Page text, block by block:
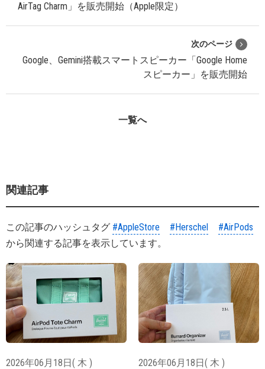
AirTag Charm」を販売開始（Apple限定）
次のページ
Google、Gemini搭載スマートスピーカー「Google Home
スピーカー」を販売開始
一覧へ
関連記事
この記事のハッシュタグ #AppleStore #Herschel
#AirPods
から関連する記事を表示しています。
2026年06月18日( 木 ) 2026年06月18日( 木 )